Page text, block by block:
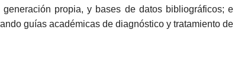
propia, y bases de datos bibliográficos; e
guías académicas de diagnóstico y tratamiento de